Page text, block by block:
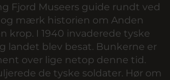
Fjord Museers guide rundt ved
mærk historien om Anden
krop. I 1940 invaderede tyske
landet blev besat. Bunkerne er
over lige netop denne tid.
de tyske soldater. Hør om